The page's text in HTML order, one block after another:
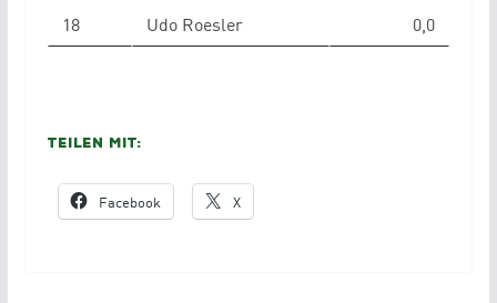
18
Udo Roesler 0,0
Teilen mit:
Facebook X